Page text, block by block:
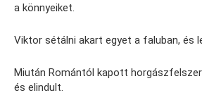
a könnyeiket.
Viktor sétálni akart egyet a faluban, és
Miután Romántól kapott
és elindult.